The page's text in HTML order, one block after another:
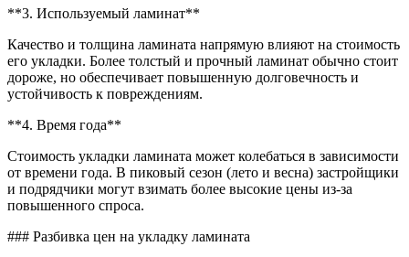
**3. Используемый ламинат**
Качество и толщина ламината напрямую влияют на стоимость
его укладки. Более толстый и прочный ламинат обычно стоит
дороже, но обеспечивает повышенную долговечность и
устойчивость к повреждениям.
**4. Время года**
Стоимость укладки ламината может колебаться в зависимости
от времени года. В пиковый сезон (лето и весна) застройщики
и подрядчики могут взимать более высокие цены из-за
повышенного спроса.
### Разбивка цен на укладку ламината